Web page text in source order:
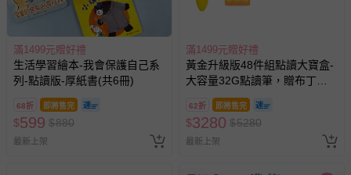
滿1499元贈好禮
生活學習繪本-我會保護自己系
列-點讀版-厚紙書(共6冊)
68折 即將售完
$599 $880
最新上架
滿1499元贈好禮
黃金升級版48件組點讀大寶盒-
大容量32G點讀筆，贈布丁筆
62折 即將售完
$3280 $5280
最新上架